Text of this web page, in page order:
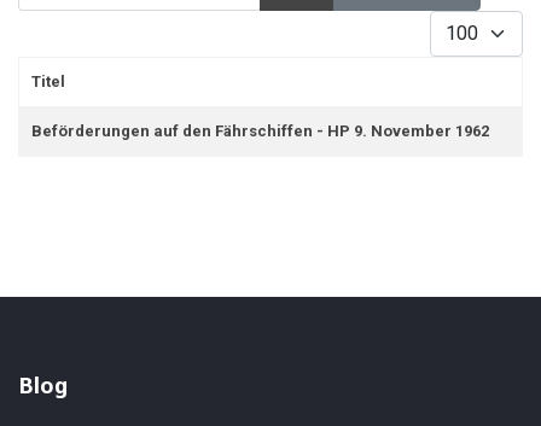
Anzeige #
Titel
Beförderungen auf den Fährschiffen - HP 9. November 1962
Blog